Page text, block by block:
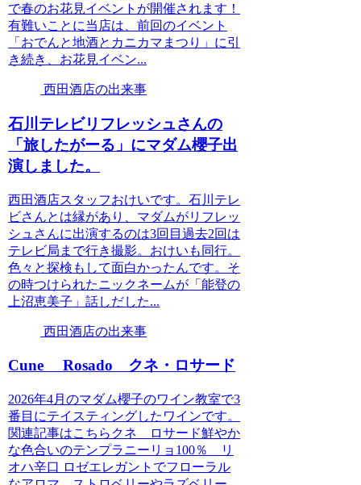
で春のお花見イベントが開催されます！
有難いことに当店は、前回のイベント
「おでんと地酒とカニカマまつり」に引
き続き、お花見イベン...
西田酒店の出来事
石川テレビリフレッシュさんの
「旅したがーる」にマダム櫻子出
演しました。
西田酒店スタッフおけいです。石川テレ
ビさんとは縁があり、マダムがリフレッ
シュさんに出演するのは3回目過去2回は
テレビ局まで行き撮影。おけいも同行。
色々と探検もして面白かったんです。そ
の時つけられたニックネームが「能登の
上沼恵美子」話しだした...
西田酒店の出来事
Cune Rosado クネ・ロサード
2026年4月のマダム櫻子のワイン教室で3
番目にテイスティングしたワインです。
関連記事はこちらクネ ロサード鮮やか
な色合いのテンプラニーリョ100％ リ
オハ辛口 ロゼエレガントでフローラル